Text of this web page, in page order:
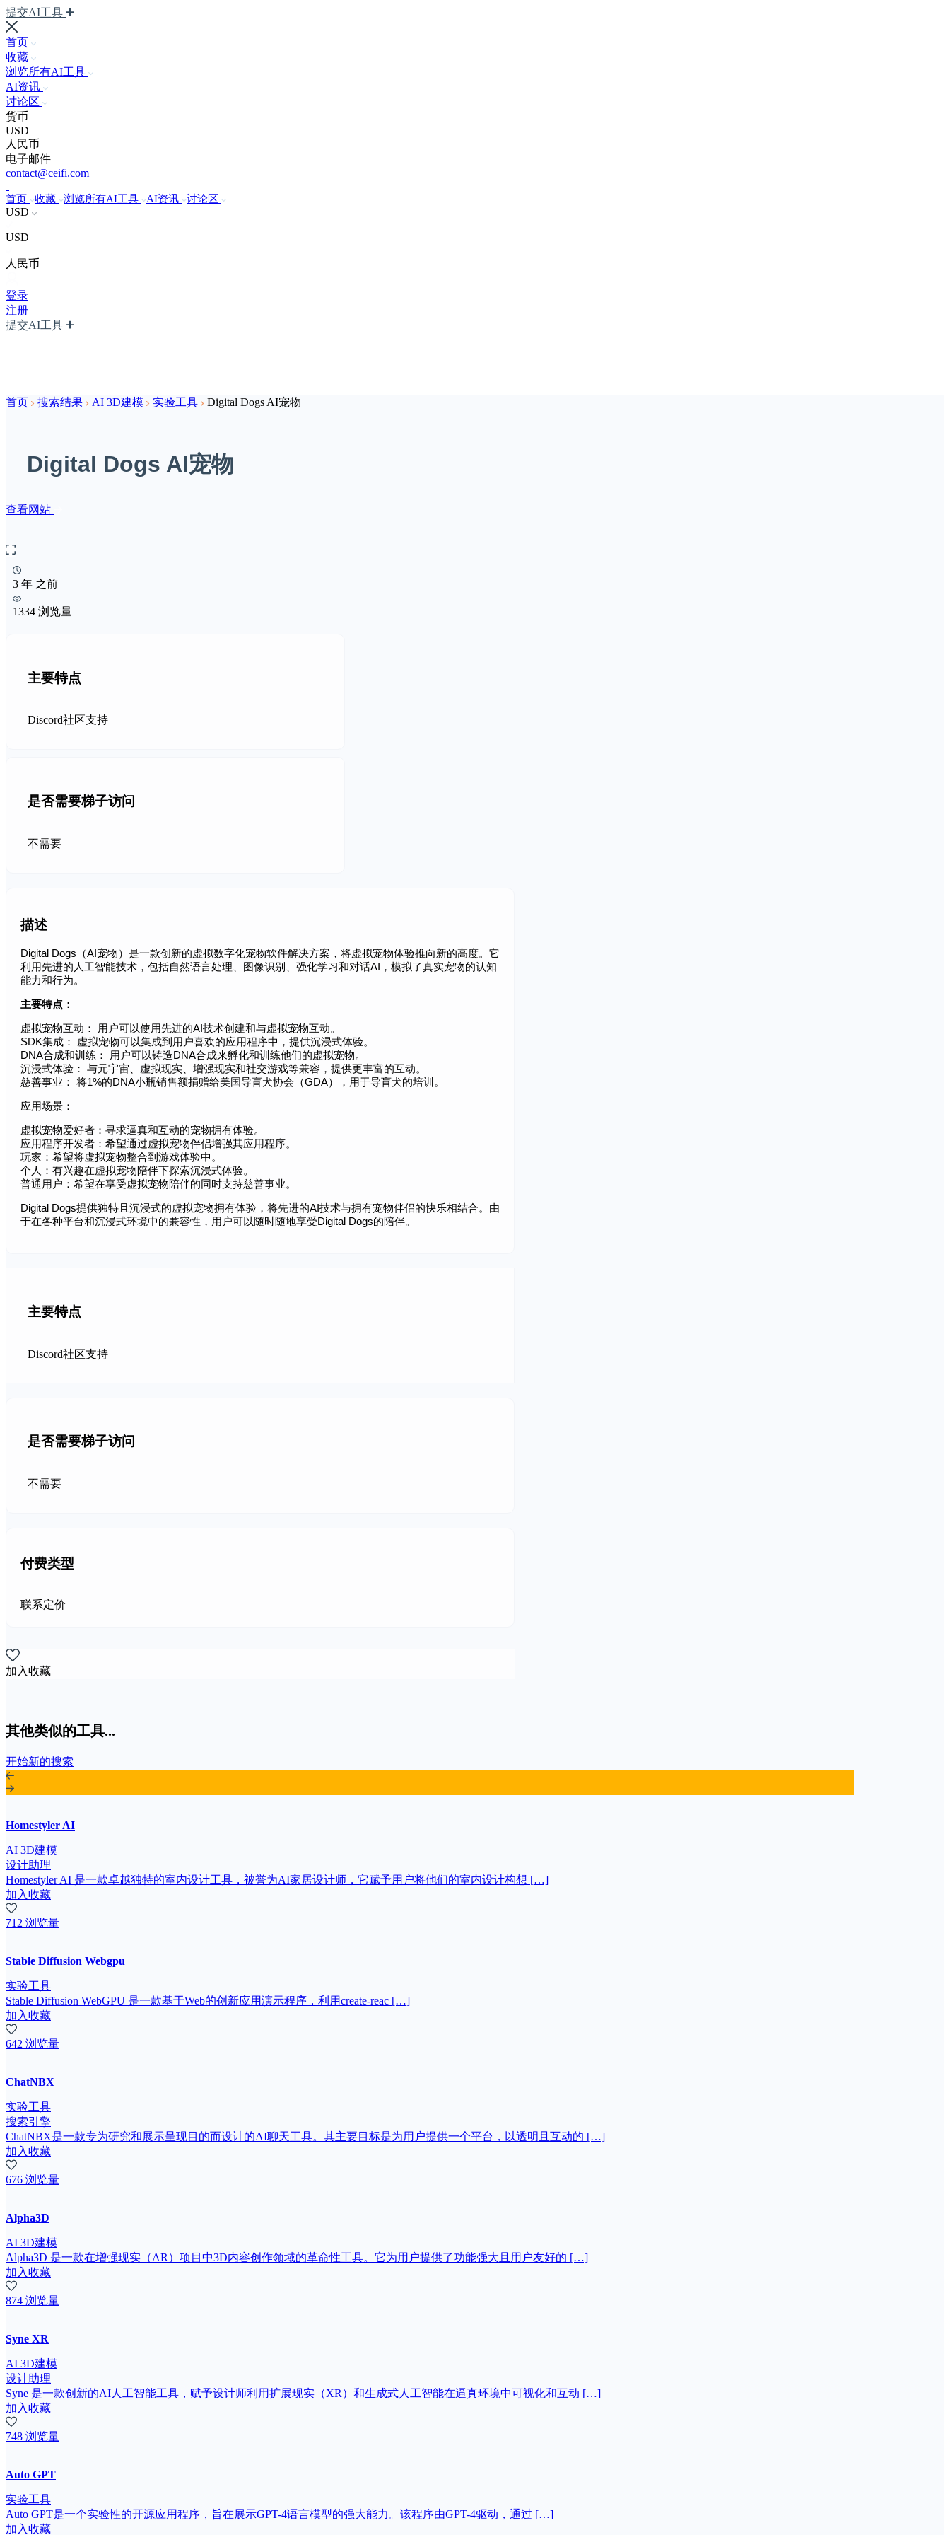
提交AI工具
首页
收藏
浏览所有AI工具
AI资讯
讨论区
货币
USD
人民币
电子邮件
contact@ceifi.com
首页 收藏 浏览所有AI工具 AI资讯 讨论区
USD
USD
人民币
登录
注册
提交AI工具
首页 搜索结果 AI 3D建模 实验工具 Digital Dogs AI宠物
Digital Dogs AI宠物
查看网站
3 年 之前
1334 浏览量
主要特点
Discord社区支持
是否需要梯子访问
不需要
描述
Digital Dogs（AI宠物）是一款创新的虚拟数字化宠物软件解决方案，将虚拟宠物体验推向新的高度。它
利用先进的人工智能技术，包括自然语言处理、图像识别、强化学习和对话AI，模拟了真实宠物的认知
能力和行为。
主要特点：
虚拟宠物互动： 用户可以使用先进的AI技术创建和与虚拟宠物互动。
SDK集成： 虚拟宠物可以集成到用户喜欢的应用程序中，提供沉浸式体验。
DNA合成和训练： 用户可以铸造DNA合成来孵化和训练他们的虚拟宠物。
沉浸式体验： 与元宇宙、虚拟现实、增强现实和社交游戏等兼容，提供更丰富的互动。
慈善事业： 将1%的DNA小瓶销售额捐赠给美国导盲犬协会（GDA），用于导盲犬的培训。
应用场景：
虚拟宠物爱好者：寻求逼真和互动的宠物拥有体验。
应用程序开发者：希望通过虚拟宠物伴侣增强其应用程序。
玩家：希望将虚拟宠物整合到游戏体验中。
个人：有兴趣在虚拟宠物陪伴下探索沉浸式体验。
普通用户：希望在享受虚拟宠物陪伴的同时支持慈善事业。
Digital Dogs提供独特且沉浸式的虚拟宠物拥有体验，将先进的AI技术与拥有宠物伴侣的快乐相结合。由
于在各种平台和沉浸式环境中的兼容性，用户可以随时随地享受Digital Dogs的陪伴。
主要特点
Discord社区支持
是否需要梯子访问
不需要
付费类型
联系定价
加入收藏
其他类似的工具...
开始新的搜索
Homestyler AI
AI 3D建模
设计助理
Homestyler AI 是一款卓越独特的室内设计工具，被誉为AI家居设计师，它赋予用户将他们的室内设计构想 […]
加入收藏
712 浏览量
Stable Diffusion Webgpu
实验工具
Stable Diffusion WebGPU 是一款基于Web的创新应用演示程序，利用create-reac […]
加入收藏
642 浏览量
ChatNBX
实验工具
搜索引擎
ChatNBX是一款专为研究和展示呈现目的而设计的AI聊天工具。其主要目标是为用户提供一个平台，以透明且互动的 […]
加入收藏
676 浏览量
Alpha3D
AI 3D建模
Alpha3D 是一款在增强现实（AR）项目中3D内容创作领域的革命性工具。它为用户提供了功能强大且用户友好的 […]
加入收藏
874 浏览量
Syne XR
AI 3D建模
设计助理
Syne 是一款创新的AI人工智能工具，赋予设计师利用扩展现实（XR）和生成式人工智能在逼真环境中可视化和互动 […]
加入收藏
748 浏览量
Auto GPT
实验工具
Auto GPT是一个实验性的开源应用程序，旨在展示GPT-4语言模型的强大能力。该程序由GPT-4驱动，通过 […]
加入收藏